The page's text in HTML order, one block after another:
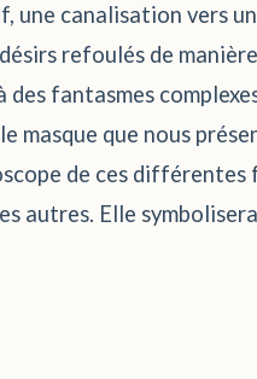
canalisation vers
refoulés de
fantasmes
masque que nous
de ces
autres. Elle